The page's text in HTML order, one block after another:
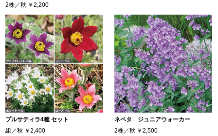
2株／秋 ￥2,200
プルサティラ4種 セット
組／秋 ￥2,400
ネペタ ジュニアウォーカー
2株／秋 ￥2,500